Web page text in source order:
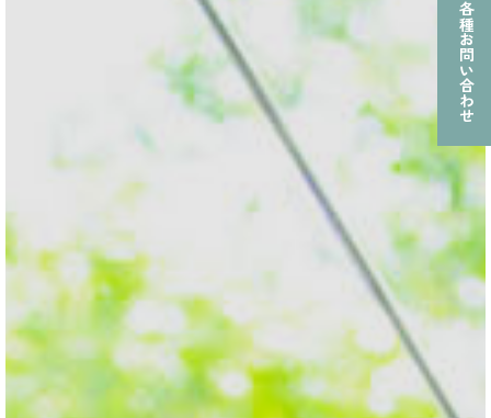
各種お問い合わせ